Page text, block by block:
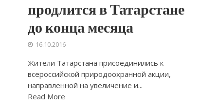
продлится в Татарстане
до конца месяца
16.10.2016
Жители Татарстана присоединились к
всероссийской природоохранной акции,
направленной на увеличение и...
Read More